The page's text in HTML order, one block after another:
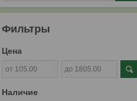
Фильтры
Цена
Наличие